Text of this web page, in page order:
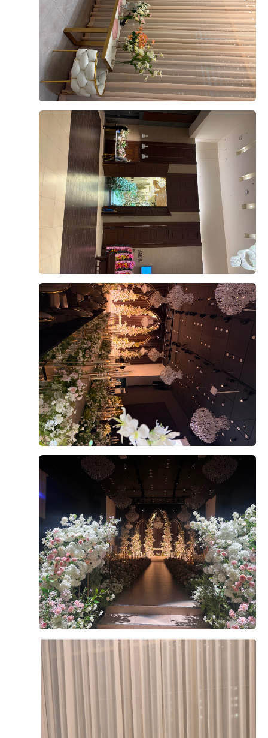
뷔페 동선도 넓고 쾌적해서 사람들이 몰려도 크게 불편하
지 않았고, 음식 종류도 한식·양식·해산물 등 골고루 갖춰
져 있어 남녀노소 모두 만족할 만한 구성이라고 느꼈습니
다. 무엇보다 음식의 신선도와 관리 상태가 좋아 하객분
들도 만족하실 것 같다는 생각이 들었습니다.
결혼식은 식사가 중요한 부분인데, 영등포 위더스 뷔페는
맛과 종류, 청결까지 모두 만족스러웠던 곳이라 안심하고
하객분들을 모실 수 있을 것 같습니다. 개인적으로는 해
산물과 회 코너가 가장 만족스러웠고, 전체적으로 재방문
의사가 있을 정도로 만족한 시식이었습니다.
후기가 도움이 되었나요? 0
강문수, 조효정 2026-08-04 9명 읽음
위더스 영등포점 아모르홀을 방문한 뒤 상담을 받고 계약
까지 진행했습니다. 여러 웨딩홀을 알아보면서 가장 중요
식 당일의 이동 동선이었습니다.
아모르홀은 전체적으로 밝고 화사한 분위기라 처음 들어
갔을 때부터 마음에 들었습니다. 어두운 홀보다는 자연스
럽고 따뜻한 느낌의 예식을 원했는데, 아모르홀이 제가
생각했던 이미지와 잘 맞았습니다. 홀 내부도 깔끔하게
정돈된 느낌이었고, 사진이나 영상으로 보았을 때도 신랑
신부가 화사하게 나올 것 같았습니다.
신부대기실도 답답하지 않고 깔끔했으며, 신부대기실에
서 예식장으로 이동하는 동선도 복잡하지 않아 좋았습니
게 구성되어 있다는 점도 계약을 결정하는 데 도움이 됐
습니다.
상담 과정에서는 궁금했던 부분을 하나씩 설명해 주셨고,
견적과 포함 사항도 이해하기 쉽게 안내받았습니다. 상담
분위기가 부담스럽지 않았고, 저희가 생각했던 조건과 견
적도 잘 맞아 최종적으로 계약하게 되었습니다. 실제 예
식일까지 남은 준비도 잘 진행해서 밝고 화사한 아모르홀
에서 만족스러운 결혼식을 올리고 싶습니다.
더 보기
+8
후기가 도움이 되었나요? 0
유희재, 신윤서 2026-08-03 7명 읽음
드디어 결혼식이 두 달 정도 앞으로 다가와서 웨딩홀 시
식을 하고 왔어요
사실 예식장을 계약할 때 가장 궁금했던 부분 중 하나가
바로 식사였는데, 직접 시식을 해보니 왜 하객분들이 식
사를 중요하게 생각하는지 알겠더라고요.
시식은 미리 예약 후 진행됐고, 직원분들께서 친절하게
안내해주셔서 편하게 둘러볼 수 있었어요.
연회장 내부도 넓고 깔끔하게 관리되어 있었고, 테이블
간격도 여유로워서 하객분들이 식사하시기에 불편함이
없을 것 같다는 생각이 들었습니다.
다양한 메뉴가 준비되어 있었는데, 그중에서도 가장 기억
에 남았던 건 양갈비와 회였어요. 먼저 양갈비는 생각보
다 훨씬 부드러웠고 잡내가 전혀 느껴지지 않았어요. 육
즙도 풍부하고 고기가 촉촉해서 한입 먹자마자 "이건 꼭
다시 먹고 싶다"라는 생각이 들 정도였어요.
웨딩홀 음식이라고 해서 큰 기대를 하지 않았는데, 전문
레스토랑 못지않은 맛이라 정말 만족스러웠습니다.
그리고 회도 정말 인상적이었어요. 신선도가 좋아서 비린
맛이 전혀 없었고, 식감도 쫄깃해서 계속 손이 가더라고
요. 평소 회를 좋아하는 편인데, 하객분들도 충분히 만족
하실 것 같았어요. 다른 뷔페 메뉴들도 전체적으로 깔끔
하고 종류가 다양해서 남녀노소 누구나 맛있게 즐길 수
있을 것 같았습니다.
더 보기
+8
후기가 도움이 되었나요? 0
전재영, 서혜연 2026-08-02 20명 읽음
안녕하세요,
결혼식이 얼마 남지 않아 위더스 영등포 웨딩홀 시식에
다녀왔습니다.
한식, 중식, 양식, 해산물, 샐러드 등 메뉴 구성이 다양했
고, 음식마다 맛의 편차가 크지 않아 전반적으로 만족스
러웠습니다.
더 보기